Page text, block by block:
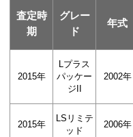
査定時
期
グレー
ド
年式
2015年
Lプラス
パッケー
ジII
2002年
2015年
LSリミテ
ッド
2006年